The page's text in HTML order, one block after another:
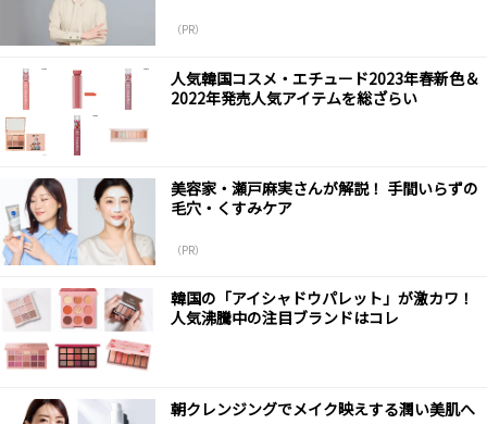
（PR）
人気韓国コスメ・エチュード2023年春新色＆
2022年発売人気アイテムを総ざらい
美容家・瀬戸麻実さんが解説！ 手間いらずの
毛穴・くすみケア
（PR）
韓国の「アイシャドウパレット」が激カワ！
人気沸騰中の注目ブランドはコレ
朝クレンジングでメイク映えする潤い美肌へ